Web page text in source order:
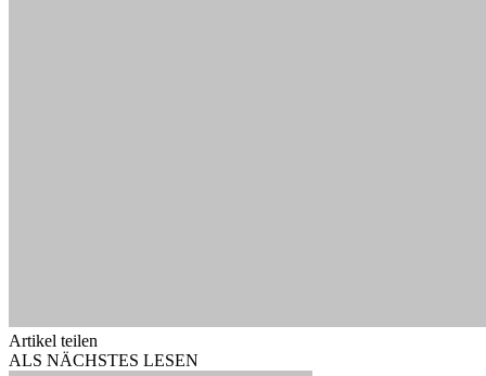
Artikel teilen
ALS NÄCHSTES LESEN